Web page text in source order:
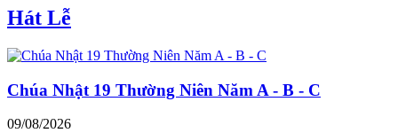
Hát Lễ
Chúa Nhật 19 Thường Niên Năm A - B - C
09/08/2026